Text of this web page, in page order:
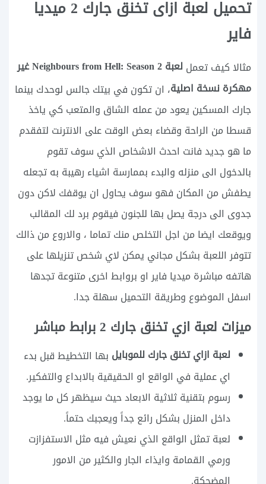
تحميل لعبة ازاى تخنق جارك 2 ميديا
فاير
مثالا كيف تعمل
لعبة Neighbours from Hell: Season 2 غير
مهكرة نسخة اصلية، ان تكون في بيتك جالس لوحدك بينما
جارك المسكين يعود من عمله الشاق والمتعب كي ياخذ
قسطا من الراحة وقضاء بعض الوقت على الانترنت لتفقدم
ما هو جديد فانت احدث الاشخاص الذي سوف تقوم
بالدخول الى منزله والبدء بممارسة اشياء رهيبة به تجعله
يطفش من المكان فهو سوف يحاول ان يوقفك لاكن دون
جدوى الى درجة يصل بها للجنون فيقوم برد لك المقالب
ويوقعك ايضا من اجل التخلص منك تماما ، والاروع من ذالك
تتوفر اللعبة بشكل مجاني يمكن لاي شخص تنزيلها على
هاتفه مباشرة ميديا فاير او بروابط اخرى متنوعة تجدها
اسفل الموضوع وطريقة التحميل سهلة جدا.
ميزات لعبة ازي تخنق جارك 2 برابط مباشر
لعبة ازاي تخنق جارك للموبايل بها التخطيط قبل بدء
اي عملية في الواقع او الحقيقية بالابداع والتفكير.
رسوم بتقنية ثلاثية الابعاد حيث سيظهر كل ما يوجد
داخل المنزل بشكل رائع جداً ويعجبك حتماً.
لعبة تمثل الواقع الذي نعيش فيه مثل الاستفزازت
ورمي القمامة وايذاء الجار والكثير من الامور